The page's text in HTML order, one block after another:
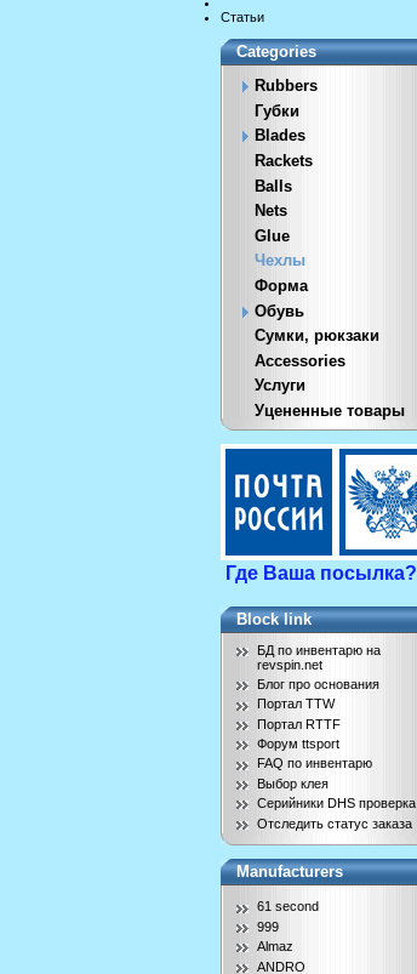
Статьи
Categories
Rubbers
Губки
Blades
Rackets
Balls
Nets
Glue
Чехлы
Форма
Обувь
Сумки, рюкзаки
Accessories
Услуги
Уцененные товары
Где Ваша посылка?
Block link
БД по инвентарю на
revspin.net
Блог про основания
Портал TTW
Портал RTTF
Форум ttsport
FAQ по инвентарю
Выбор клея
Серийники DHS проверка
Отследить статус заказа
Manufacturers
61 second
999
Almaz
ANDRO